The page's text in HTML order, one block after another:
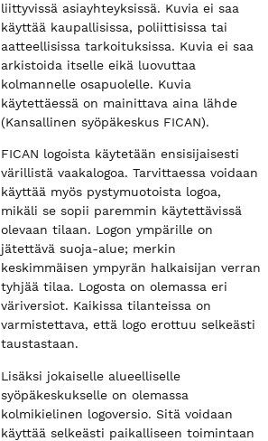
liittyvissä asiayhteyksissä. Kuvia ei saa
käyttää kaupallisissa, poliittisissa tai
aatteellisissa tarkoituksissa. Kuvia ei saa
arkistoida itselle eikä luovuttaa
kolmannelle osapuolelle. Kuvia
käytettäessä on mainittava aina lähde
(Kansallinen syöpäkeskus FICAN).
FICAN logoista käytetään ensisijaisesti
värillistä vaakalogoa. Tarvittaessa voidaan
käyttää myös pystymuotoista logoa,
mikäli se sopii paremmin käytettävissä
olevaan tilaan. Logon ympärille on
jätettävä suoja-alue; merkin
keskimmäisen ympyrän halkaisijan verran
tyhjää tilaa. Logosta on olemassa eri
väriversiot. Kaikissa tilanteissa on
varmistettava, että logo erottuu selkeästi
taustastaan.
Lisäksi jokaiselle alueelliselle
syöpäkeskukselle on olemassa
kolmikielinen logoversio. Sitä voidaan
käyttää selkeästi paikalliseen toimintaan